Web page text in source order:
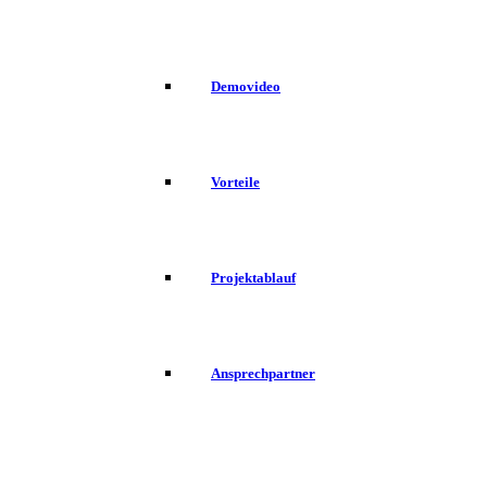
Demovideo
Vorteile
Projektablauf
Ansprechpartner